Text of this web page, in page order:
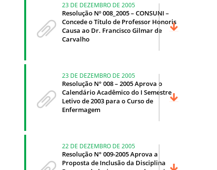
23 DE DEZEMBRO DE 2005
Resolução Nº 008_2005 – CONSUNI –
Concede o Título de Professor Honoris
Causa ao Dr. Francisco Gilmar de
Carvalho
23 DE DEZEMBRO DE 2005
Resolução N° 008 – 2005 Aprova o
Calendário Acadêmico do I Semestre
Letivo de 2003 para o Curso de
Enfermagem
22 DE DEZEMBRO DE 2005
Resolução N° 009-2005 Aprova a
Proposta de Inclusão da Disciplina